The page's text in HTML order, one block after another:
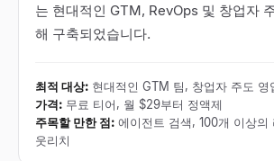
는 현대적인 GTM, RevOps 및 창업자
해 구축되었습니다.
최적 대상: 현대적인 GTM 팀, 창업자 주도 영
가격: 무료 티어, 월 $29부터 정액제
주목할 만한 점: 에이전트 검색, 100개 이상의
웃리치